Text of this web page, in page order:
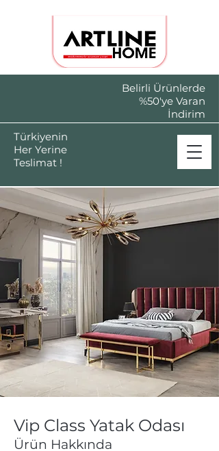
Belirli Ürünlerde
%50'ye Varan
İndirim
Türkiyenin
Her Yerine
Teslimat !
Vip Class Yatak Odası
Ürün Hakkında